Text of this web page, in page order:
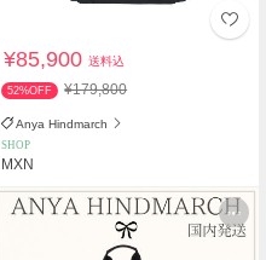
¥85,900送料込
52%OFF ¥179,800
Anya Hindmarch
SHOP
MXN